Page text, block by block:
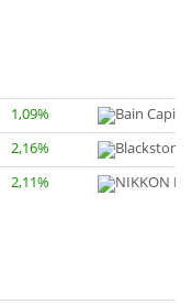
1,09%
2,16%
2,11%